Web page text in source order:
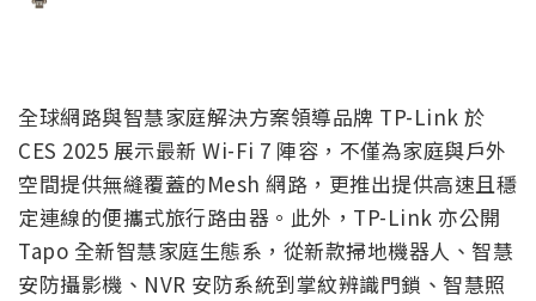
全球網路與智慧家庭解決方案領導品牌 TP-Link 於
CES 2025 展示最新 Wi-Fi 7 陣容，不僅為家庭與戶外
空間提供無縫覆蓋的Mesh 網路，更推出提供高速且穩
定連線的便攜式旅行路由器。此外，TP-Link 亦公開
Tapo 全新智慧家庭生態系，從新款掃地機器人、智慧
安防攝影機、NVR 安防系統到掌紋辨識門鎖、智慧照